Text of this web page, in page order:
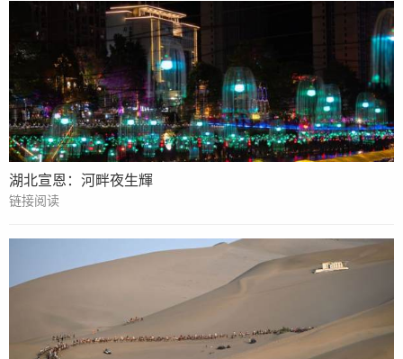
湖北宣恩：河畔夜生輝
链接阅读